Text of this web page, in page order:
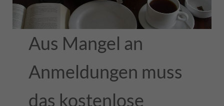
Aus Mangel an
Anmeldungen muss
das kostenlose